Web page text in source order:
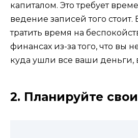
капиталом. Это требует
ведение записей того стоит.
тратить время на
финансах из-за того, что вы
куда ушли все ваши деньги,
2. Планируйте